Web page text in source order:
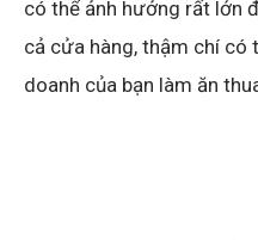
có thể ảnh hưởng rất lớn
cả cửa hàng, thậm chí có
doanh của bạn làm ăn